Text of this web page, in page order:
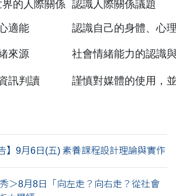
的人際關係 認識人際關係議題
適能 認識自己的身體、心
來源 社會情緒能力的認識
訊判讀 謹慎對媒體的使用，
】9月6日(五) 素養課程設計理論與實作
＞8月8日「向左走？向右走？從社會